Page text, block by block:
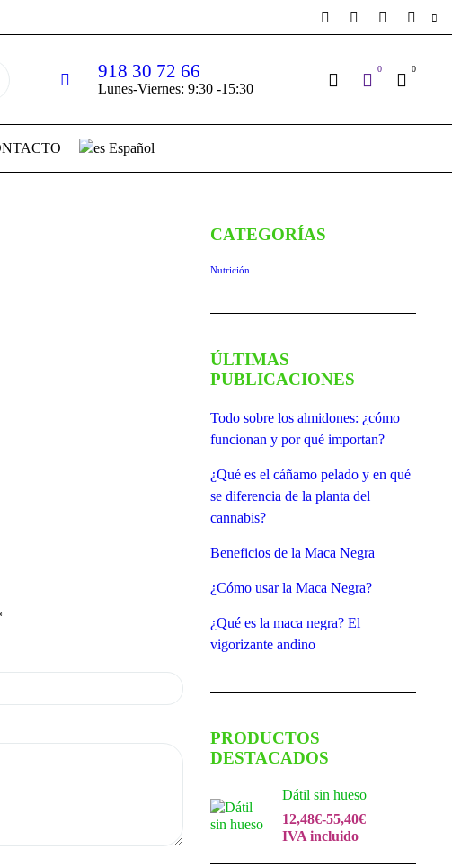
918 30 72 66
Lunes-Viernes: 9:30 -15:30
0 0
Español
CATEGORÍAS
Nutrición
ÚLTIMAS
PUBLICACIONES
Todo sobre los almidones: ¿cómo
funcionan y por qué importan?
¿Qué es el cáñamo pelado y en qué
se diferencia de la planta del
cannabis?
Beneficios de la Maca Negra
¿Cómo usar la Maca Negra?
¿Qué es la maca negra? El
vigorizante andino
PRODUCTOS
DESTACADOS
Dátil sin hueso
12,48€-55,40€
IVA incluido